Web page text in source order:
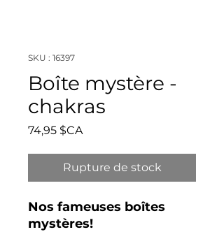
SKU : 16397
Boîte mystère -
chakras
74,95 $CAPrix
Rupture de stock
Nos fameuses boîtes
mystères!